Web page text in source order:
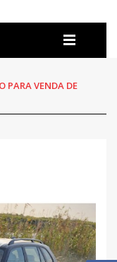
PARA VENDA DE